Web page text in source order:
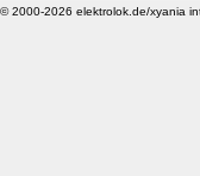
© 2000-2026 elektrolok.de/xyania